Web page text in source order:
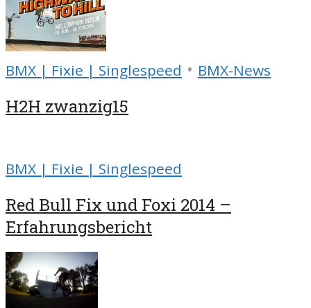
BMX | Fixie | Singlespeed • BMX-News
H2H zwanzig15
BMX | Fixie | Singlespeed
Red Bull Fix und Foxi 2014 –
Erfahrungsbericht